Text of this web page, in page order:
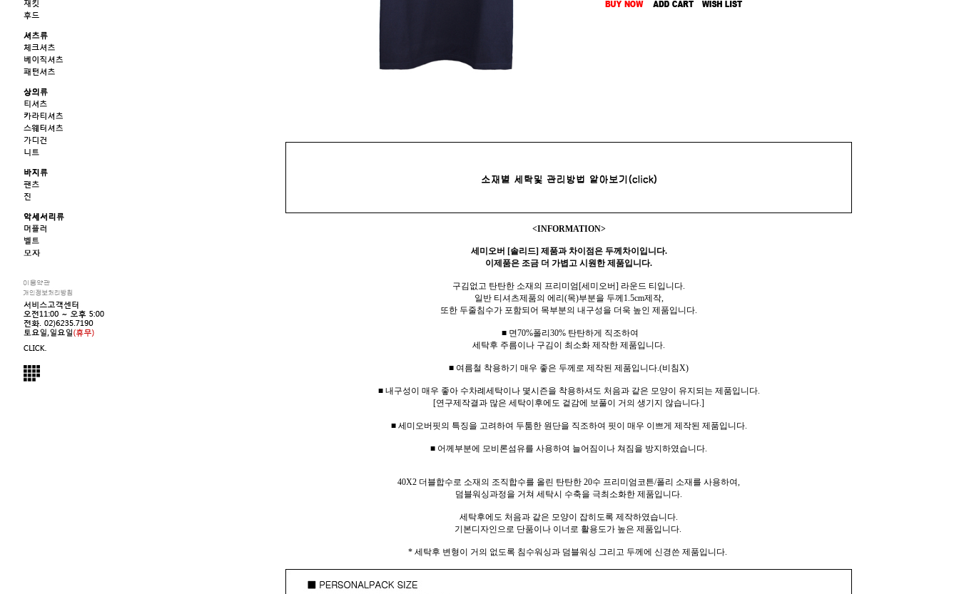
<INFORMATION>
세미오버 [솔리드] 제품과 차이점은 두께차이입니다.
이제품은 조금 더 가볍고 시원한 제품입니다.
구김없고 탄탄한 소재의 프리미엄[세미오버] 라운드 티입니다.
일반 티셔츠제품의 에리(목)부분을 두께1.5cm제작,
또한 두줄침수가 포함되어 목부분의 내구성을 더욱 높인 제품입니다.
■ 면70%폴리30% 탄탄하게 직조하여
세탁후 주름이나 구김이 최소화 제작한 제품입니다.
■ 여름철 착용하기 매우 좋은 두께로 제작된 제품입니다.(비침X)
■ 내구성이 매우 좋아 수차례세탁이나 몇시즌을 착용하셔도 처음과 같은 모양이 유지되는 제품입니다.
[연구제작결과 많은 세탁이후에도 겉감에 보풀이 거의 생기지 않습니다.]
■ 세미오버핏의 특징을 고려하여 두툼한 원단을 직조하여 핏이 매우 이쁘게 제작된 제품입니다.
■ 어께부분에 모비론섬유를 사용하여 늘어짐이나 쳐짐을 방지하였습니다.
40X2 더블합수로 소재의 조직합수를 올린 탄탄한 20수 프리미엄코튼/폴리 소재를 사용하여,
덤블워싱과정을 거쳐 세탁시 수축을 극최소화한 제품입니다.
세탁후에도 처음과 같은 모양이 잡히도록 제작하였습니다.
기본디자인으로 단품이나 이너로 활용도가 높은 제품입니다.
* 세탁후 변형이 거의 없도록 침수워싱과 덤블워싱 그리고 두께에 신경쓴 제품입니다.